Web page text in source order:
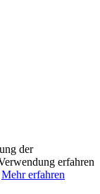
der
erfahren
Mehr erfahren